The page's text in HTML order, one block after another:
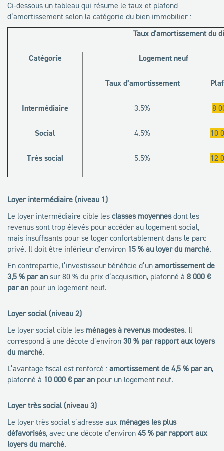
Ci-dessous un tableau qui résume le taux et plafond
d’amortissement selon la catégorie du bien immobilier :
Taux d'amortissement du
Catégorie Logement neuf
Taux d’amortissement
Intermédiaire 3.5% 8
Social 4.5% 10
Très social 5.5% 12
Loyer intermédiaire (niveau 1)
Le loyer intermédiaire cible les classes moyennesdont les
revenus sont trop élevés pour accéder au logement social,
mais insuffisants pour se loger confortablement dans le parc
privé. Il doit être inférieur d’environ 15 % au loyer du marché.
En contrepartie, l’investisseur bénéficie d’un amortissement de
3,5 % par an sur 80 % du prix d’acquisition, plafonné à 8 000 €
par an pour un logement neuf.
Loyer social (niveau 2)
Le loyer social cible les ménages à revenus modestes. Il
correspond à une décote d’environ 30 % par rapport aux loyers
du marché.
L’avantage fiscal est renforcé : amortissement de 4,5 % par an,
plafonné à 10 000 € par an pour un logement neuf.
Loyer très social (niveau 3)
Le loyer très social s’adresse aux ménages les plus
défavorisés, avec une décote d’environ 45 % par rapport aux
loyers du marché.